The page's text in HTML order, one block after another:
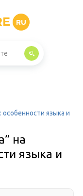
RU
особенности языка и
на
языка и